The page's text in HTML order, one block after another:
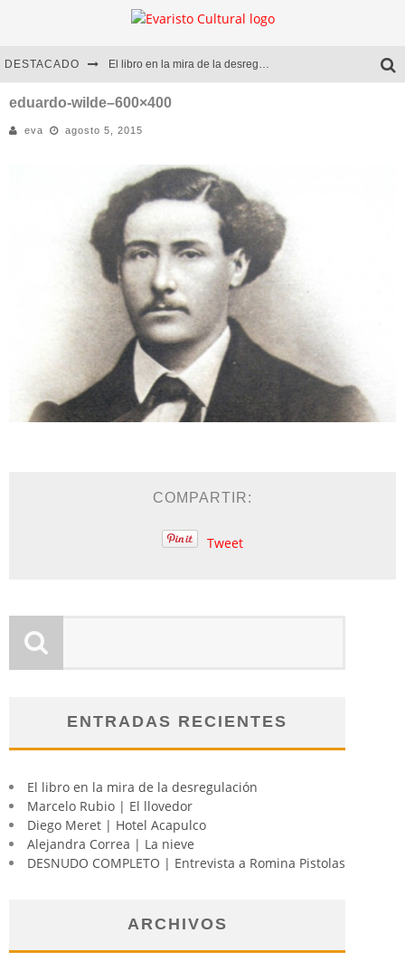
DESTACADO El libro en la mira de la desregulación
Marcelo Rubio | El llovedor
Diego Meret | Hotel Acapulco
Alejandra Correa | La nieve
eduardo-wilde–600×400
eva agosto 5, 2015
COMPARTIR:
Tweet
ENTRADAS RECIENTES
El libro en la mira de la desregulación
Marcelo Rubio | El llovedor
Diego Meret | Hotel Acapulco
Alejandra Correa | La nieve
DESNUDO COMPLETO | Entrevista a Romina Pistolas
ARCHIVOS